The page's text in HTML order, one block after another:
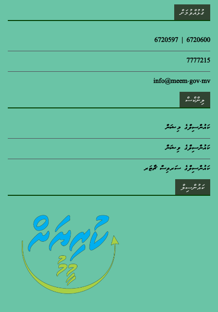
ގުޅުއްވުމަށް
6720600 | 6720597
7777215
info@meem.gov.mv
ލިންކްސް
ކައުންސިލްގެ މިޝަން
ކައުންސިލްގެ ވިޝަން
ކައުންސިލްގެ ސަރވިސް ޗާޓަރ
ކައުންސިލް